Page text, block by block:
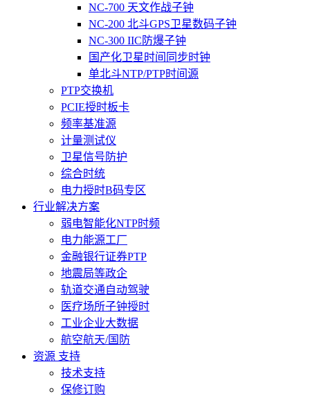
NC-700 天文作战子钟
NC-200 北斗GPS卫星数码子钟
NC-300 IIC防爆子钟
国产化卫星时间同步时钟
单北斗NTP/PTP时间源
PTP交换机
PCIE授时板卡
频率基准源
计量测试仪
卫星信号防护
综合时统
电力授时B码专区
行业解决方案
弱电智能化NTP时频
电力能源工厂
金融银行证券PTP
地震局等政企
轨道交通自动驾驶
医疗场所子钟授时
工业企业大数据
航空航天/国防
资源 支持
技术支持
保修订购